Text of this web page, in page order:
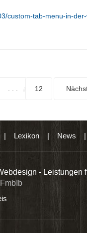
custom-tab-menu-in-
12
Lexikon| News
-